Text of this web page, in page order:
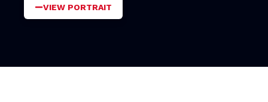
VIEW PORTRAIT